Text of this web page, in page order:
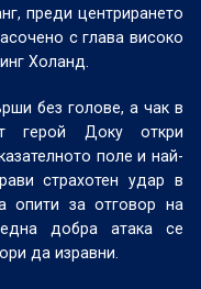
преди центрирането
с глава високо
Холанд.
без голове, а чак в
герой Доку откри
поле и най-
страхотен удар в
опити за отговор на
добра атака се
да изравни.